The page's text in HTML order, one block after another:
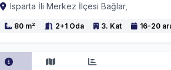
Isparta İli Merkez İlçesi Bağlar,
80 m² 2+1 Oda 3. Kat 16-20